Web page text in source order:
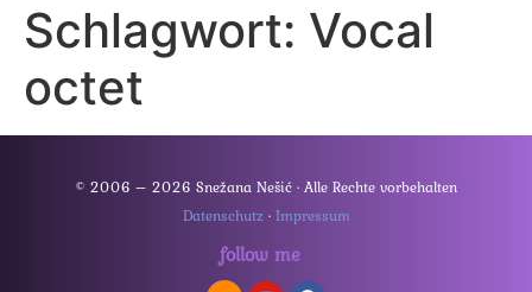
Schlagwort: Vocal
octet
© 2006 – 2026 Snežana Nešić · Alle Rechte vorbehalten
Datenschutz · Impressum
follow me